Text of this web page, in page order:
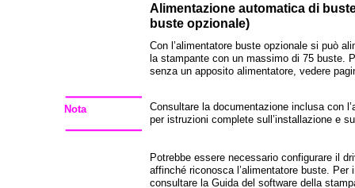
Alimentazione automatica di
buste opzionale)
Con l’alimentatore buste opzionale si può
la stampante con un massimo di 75 buste.
senza un apposito alimentatore, vedere
Nota
Consultare la documentazione inclusa con
per istruzioni complete sull’installazione e
Potrebbe essere necessario configurare il
affinché riconosca l’alimentatore buste. Per
consultare la Guida del software della